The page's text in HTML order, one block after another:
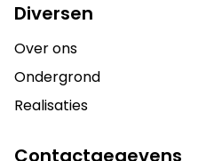
Diversen
Over ons
Ondergrond
Realisaties
Contactgegevens